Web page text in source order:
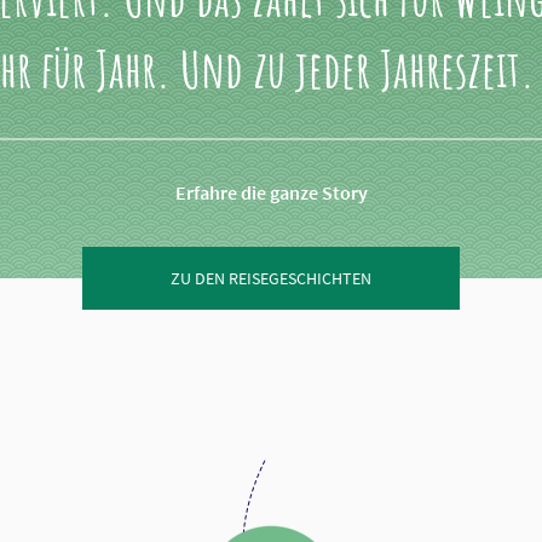
für Jahr. Und zu jeder
Erfahre die ganze Story
ZU DEN REISEGESCHICHTEN